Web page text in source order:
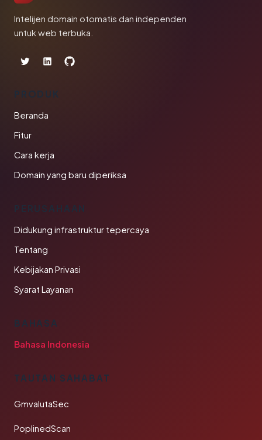
Intelijen domain otomatis dan independen
untuk web terbuka.
PRODUK
Beranda
Fitur
Cara kerja
Domain yang baru diperiksa
PERUSAHAAN
Didukung infrastruktur tepercaya
Tentang
Kebijakan Privasi
Syarat Layanan
BAHASA
Bahasa Indonesia
TAUTAN SAHABAT
GmvalutaSec
PoplinedScan